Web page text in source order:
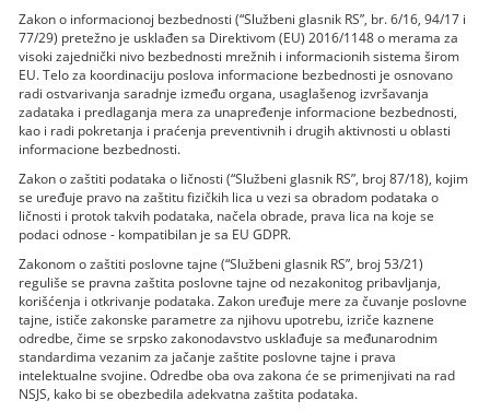
Zakon o informacionoj bezbednosti (“Službeni glasnik RS”, br. 6/16, 94/17 i
77/29) pretežno je usklađen sa Direktivom (EU) 2016/1148 o merama za
visoki zajednički nivo bezbednosti mrežnih i informacionih sistema širom
EU. Telo za koordinaciju poslova informacione bezbednosti je osnovano
radi ostvarivanja saradnje između organa, usaglašenog izvršavanja
zadataka i predlaganja mera za unapređenje informacione bezbednosti,
kao i radi pokretanja i praćenja preventivnih i drugih aktivnosti u oblasti
informacione bezbednosti.
Zakon o zaštiti podataka o ličnosti (“Službeni glasnik RS”, broj 87/18), kojim
se uređuje pravo na zaštitu fizičkih lica u vezi sa obradom podataka o
ličnosti i protok takvih podataka, načela obrade, prava lica na koje se
podaci odnose - kompatibilan je sa EU GDPR.
Zakonom o zaštiti poslovne tajne (“Službeni glasnik RS”, broj 53/21)
reguliše se pravna zaštita poslovne tajne od nezakonitog pribavljanja,
korišćenja i otkrivanje podataka. Zakon uređuje mere za čuvanje poslovne
tajne, ističe zakonske parametre za njihovu upotrebu, izriče kaznene
odredbe, čime se srpsko zakonodavstvo usklađuje sa međunarodnim
standardima vezanim za jačanje zaštite poslovne tajne i prava
intelektualne svojine. Odredbe oba ova zakona će se primenjivati na rad
NSJS, kako bi se obezbedila adekvatna zaštita podataka.